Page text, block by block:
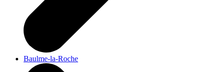
Baulme-la-Roche